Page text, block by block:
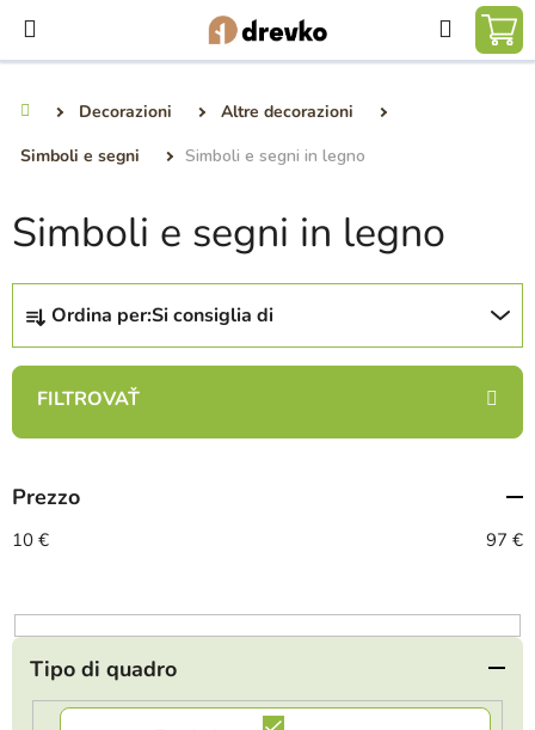
contenuto
Ricerca
Decorazioni
Altre decorazioni
Simboli e segni
Simboli e segni in legno
Simboli e segni in legno
O
d
n
m
e
n
o
d
Ordina per:Si consiglia di
Prezzo
10 € 97 €
Tipo di quadro